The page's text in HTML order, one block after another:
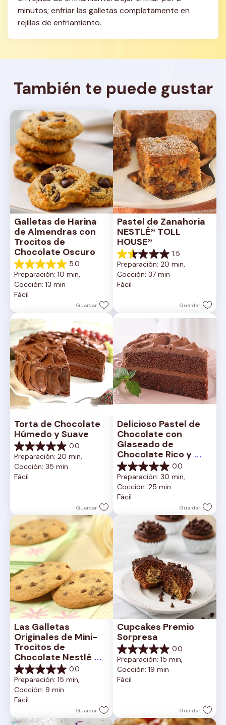
minutos; enfriar las galletas completamente en
rejillas de enfriamiento.
También te puede gustar
Galletas de Harina
de Almendras con
Trocitos de
Chocolate Oscuro
5.0
5.0
de
5
estrellas.
reseña
Preparación: 10 min,
Cocción: 13 min
Fácil
Guardar
Pastel de Zanahoria
NESTLÉ® TOLL
HOUSE®
1.5
1.5
de
5
estrellas.
Preparación: 20 min,
Cocción: 37 min
Fácil
Guardar
Torta de Chocolate
Húmedo y Suave
0.0
0.0
de
5
estrellas.
Preparación: 20 min,
Cocción: 35 min
Fácil
Guardar
Delicioso Pastel de
Chocolate con
Glaseado de
Chocolate Rico y
Cremoso
0.0
0.0
de
5
estrellas.
Preparación: 30 min,
Cocción: 25 min
Fácil
Guardar
Las Galletas
Originales de Mini-
Trocitos de
Chocolate Nestlé
Toll House
0.0
0.0
de
5
estrellas.
Preparación: 15 min,
Cocción: 9 min
Fácil
Guardar
Cupcakes Premio
Sorpresa
0.0
0.0
de
5
estrellas.
Preparación: 15 min,
Cocción: 19 min
Fácil
Guardar